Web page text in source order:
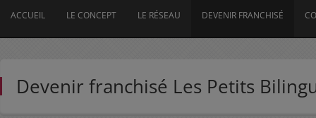
ACCUEIL LE CONCEPT LE RÉSEAU DEVENIR FRANCHISÉ
Devenir franchisé Les Petits